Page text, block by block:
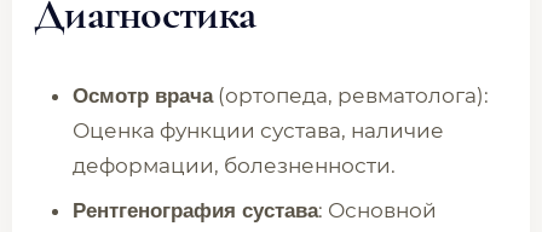
Диагностика
Осмотр врача(ортопеда, ревматолога):
Оценка функции сустава, наличие
деформации, болезненности.
Рентгенография сустава: Основной